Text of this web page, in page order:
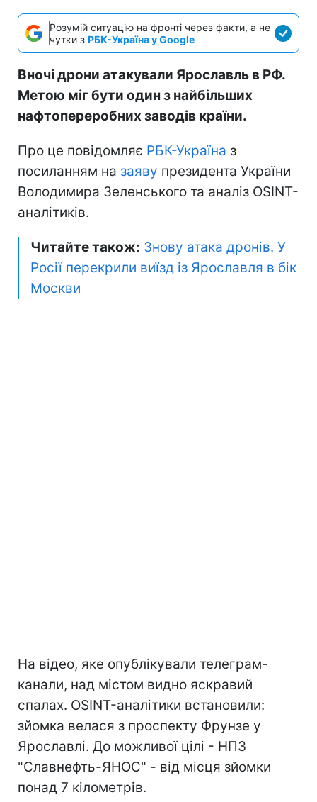
Розумій ситуацію на фронті через факти, а не
чутки з РБК-Україна у Google
Вночі дрони атакували Ярославль в РФ.
Метою міг бути один з найбільших
нафтопереробних заводів країни.
Про це повідомляє РБК-Україна з
посиланням на заяву президента України
Володимира Зеленського та аналіз OSINT-
аналітиків.
Читайте також: Знову атака дронів. У
Росії перекрили виїзд із Ярославля в бік
Москви
На відео, яке опублікували телеграм-
канали, над містом видно яскравий
спалах. OSINT-аналітики встановили:
зйомка велася з проспекту Фрунзе у
Ярославлі. До можливої цілі - НПЗ
"Славнефть-ЯНОС" - від місця зйомки
понад 7 кілометрів.